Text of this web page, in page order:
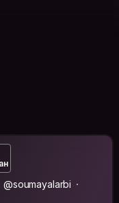
@soumayalarbi